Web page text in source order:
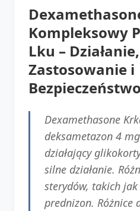
Kompleksowy
Lku – Działanie,
Zastosowanie i
Bezpieczeństwo
Dexamethasone
deksametazon 4
działający
silne działanie.
sterydów, takich
prednizon. Różnice